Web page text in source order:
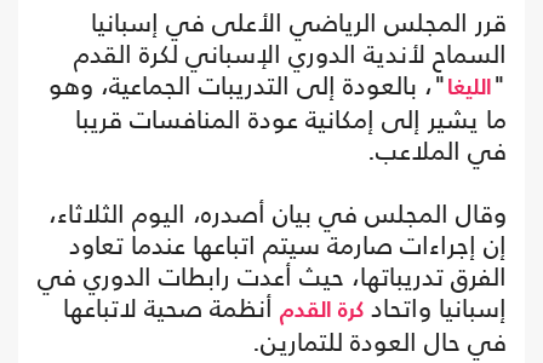
قرر المجلس الرياضي الأعلى في إسبانيا
السماح لأندية الدوري الإسباني لكرة القدم
" الليغا "، بالعودة إلى التدريبات الجماعية، وهو
ما يشير إلى إمكانية عودة المنافسات قريبا
في الملاعب.
وقال المجلس في بيان أصدره، اليوم الثلاثاء،
إن إجراءات صارمة سيتم اتباعها عندما تعاود
الفرق تدريباتها، حيث أعدت رابطات الدوري في
إسبانيا واتحاد كرة القدم أنظمة صحية لاتباعها
في حال العودة للتمارين.